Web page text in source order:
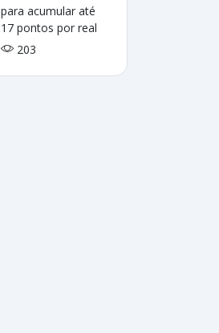
para acumular até
17 pontos por real
203